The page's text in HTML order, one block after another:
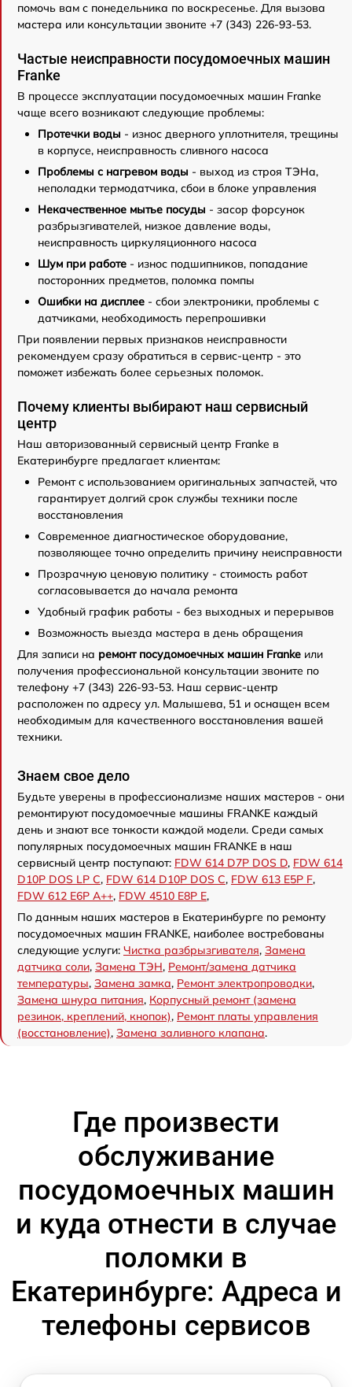
помочь вам с понедельника по воскресенье. Для вызова
мастера или консультации звоните +7 (343) 226-93-53.
Частые неисправности посудомоечных машин
Franke
В процессе эксплуатации посудомоечных машин Franke
чаще всего возникают следующие проблемы:
Протечки воды - износ дверного уплотнителя, трещины
в корпусе, неисправность сливного насоса
Проблемы с нагревом воды - выход из строя ТЭНа,
неполадки термодатчика, сбои в блоке управления
Некачественное мытье посуды - засор форсунок
разбрызгивателей, низкое давление воды,
неисправность циркуляционного насоса
Шум при работе - износ подшипников, попадание
посторонних предметов, поломка помпы
Ошибки на дисплее - сбои электроники, проблемы с
датчиками, необходимость перепрошивки
При появлении первых признаков неисправности
рекомендуем сразу обратиться в сервис-центр - это
поможет избежать более серьезных поломок.
Почему клиенты выбирают наш сервисный
центр
Наш авторизованный сервисный центр Franke в
Екатеринбурге предлагает клиентам:
Ремонт с использованием оригинальных запчастей, что
гарантирует долгий срок службы техники после
восстановления
Современное диагностическое оборудование,
позволяющее точно определить причину неисправности
Прозрачную ценовую политику - стоимость работ
согласовывается до начала ремонта
Удобный график работы - без выходных и перерывов
Возможность выезда мастера в день обращения
Для записи на ремонт посудомоечных машин Franke или
получения профессиональной консультации звоните по
телефону +7 (343) 226-93-53. Наш сервис-центр
расположен по адресу ул. Малышева, 51 и оснащен всем
необходимым для качественного восстановления вашей
техники.
Знаем свое дело
Будьте уверены в профессионализме наших мастеров - они
ремонтируют посудомоечные машины FRANKE каждый
день и знают все тонкости каждой модели. Среди самых
популярных посудомоечных машин FRANKE в наш
сервисный центр поступают: FDW 614 D7P DOS D, FDW 614
D10P DOS LP C, FDW 614 D10P DOS C, FDW 613 E5P F,
FDW 612 E6P A++, FDW 4510 E8P E,
По данным наших мастеров в Екатеринбурге по ремонту
посудомоечных машин FRANKE, наиболее востребованы
следующие услуги: Чистка разбрызгивателя, Замена
датчика соли, Замена ТЭН, Ремонт/замена датчика
температуры, Замена замка, Ремонт электропроводки,
Замена шнура питания, Корпусный ремонт (замена
резинок, креплений, кнопок), Ремонт платы управления
(восстановление), Замена заливного клапана.
Где произвести
обслуживание
посудомоечных машин
и куда отнести в случае
поломки в
Екатеринбурге: Адреса и
телефоны сервисов